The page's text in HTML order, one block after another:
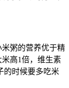
粥的营养优于精
高1倍，维生素
的时候要多吃米